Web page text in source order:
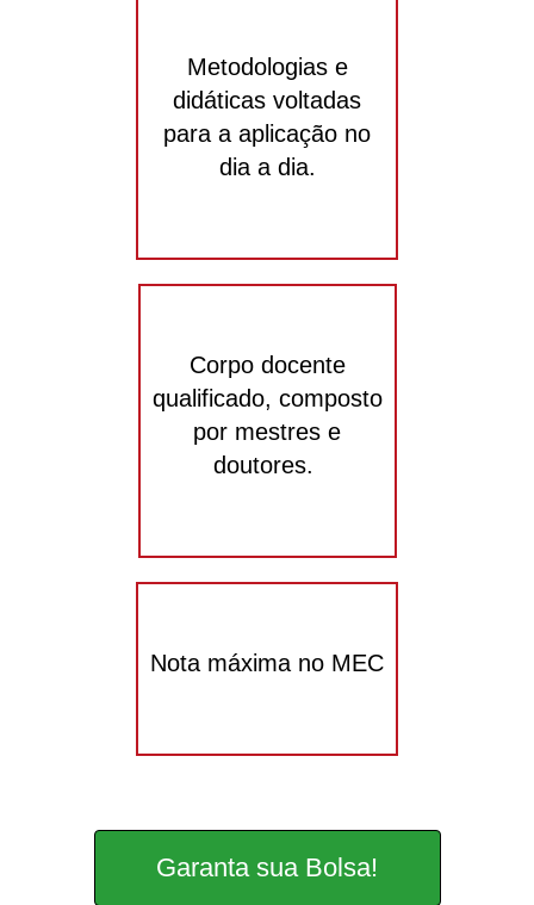
Metodologias e
didáticas voltadas
para a aplicação no
dia a dia.
Corpo docente
qualificado, composto
por mestres e
doutores.
Nota máxima no MEC
Garanta sua Bolsa!